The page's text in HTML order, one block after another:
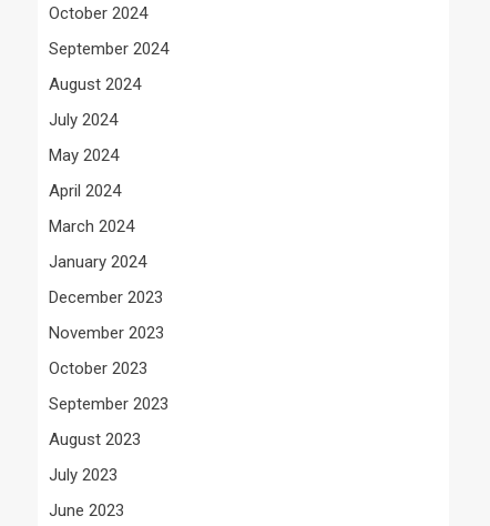
October 2024
September 2024
August 2024
July 2024
May 2024
April 2024
March 2024
January 2024
December 2023
November 2023
October 2023
September 2023
August 2023
July 2023
June 2023